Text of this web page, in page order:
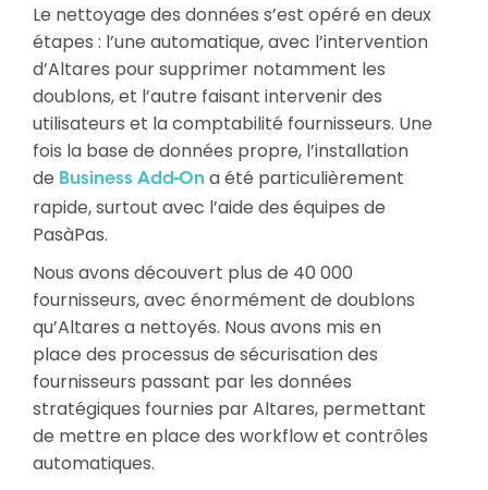
Le nettoyage des données s’est opéré en deux
étapes : l’une automatique, avec l’intervention
d’Altares pour supprimer notamment les
doublons, et l’autre faisant intervenir des
utilisateurs et la comptabilité fournisseurs. Une
fois la base de données propre, l’installation
de Business Add-On a été particulièrement
rapide, surtout avec l’aide des équipes de
PasàPas.
Nous avons découvert plus de 40 000
fournisseurs, avec énormément de doublons
qu’Altares a nettoyés. Nous avons mis en
place des processus de sécurisation des
fournisseurs passant par les données
stratégiques fournies par Altares, permettant
de mettre en place des workflow et contrôles
automatiques.